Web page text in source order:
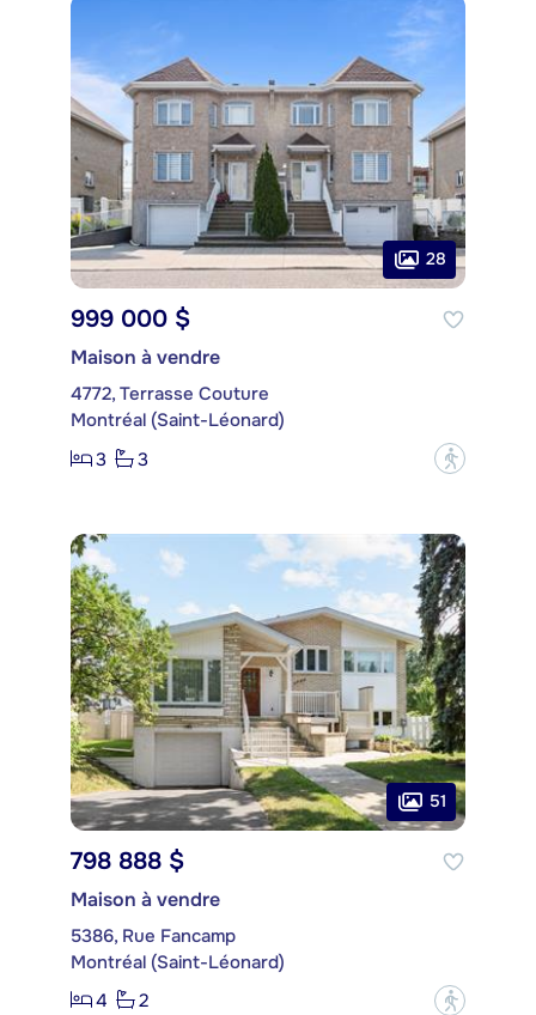
28
999 000 $
Maison à vendre
4772, Terrasse Couture
Montréal (Saint-Léonard)
3
3 ?
51
798 888 $
Maison à vendre
5386, Rue Fancamp
Montréal (Saint-Léonard)
4
2 ?